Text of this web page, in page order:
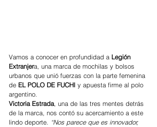
Vamos a conocer en profundidad a Legión
Extranjera, una marca de mochilas y bolsos
urbanos que unió fuerzas con la parte femenina
de EL POLO DE FUCHI y apuesta firme al polo
argentino.
Victoria Estrada, una de las tres mentes detrás
de la marca, nos contó su acercamiento a este
lindo deporte. “Nos parece que es innovador,